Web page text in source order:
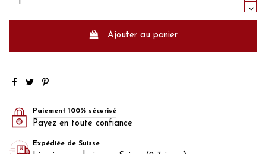
Ajouter au panier
Paiement 100% sécurisé
Payez en toute confiance
Expédiée de Suisse